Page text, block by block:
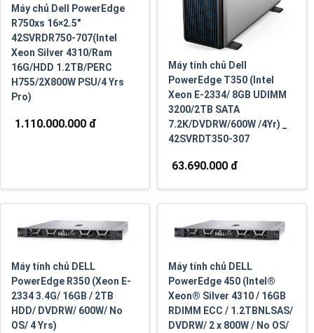
Máy chủ Dell PowerEdge
R750xs 16×2.5″
42SVRDR750-707(Intel
Xeon Silver 4310/Ram
16G/HDD 1.2TB/PERC
H755/2X800W PSU/4 Yrs
Pro)
1.110.000.000 đ
Máy tính chủ Dell
PowerEdge T350 (Intel
Xeon E-2334/ 8GB UDIMM
3200/2TB SATA
7.2K/DVDRW/600W /4Yr) _
42SVRDT350-307
63.690.000 đ
Máy tính chủ DELL
PowerEdge R350 (Xeon E-
2334 3.4G/ 16GB / 2TB
HDD/ DVDRW/ 600W/ No
OS/ 4 Yrs)
Máy tính chủ DELL
PowerEdge 450 (Intel®
Xeon® Silver 4310 / 16GB
RDIMM ECC / 1.2TBNLSAS/
DVDRW/ 2 x 800W / No OS/